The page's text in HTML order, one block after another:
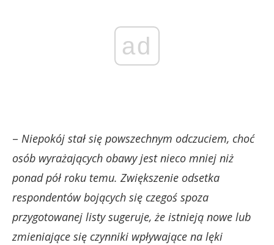
ad
– Niepokój stał się powszechnym odczuciem, choć
osób wyrażających obawy jest nieco mniej niż
ponad pół roku temu. Zwiększenie odsetka
respondentów bojących się czegoś spoza
przygotowanej listy sugeruje, że istnieją nowe lub
zmieniające się czynniki wpływające na lęki